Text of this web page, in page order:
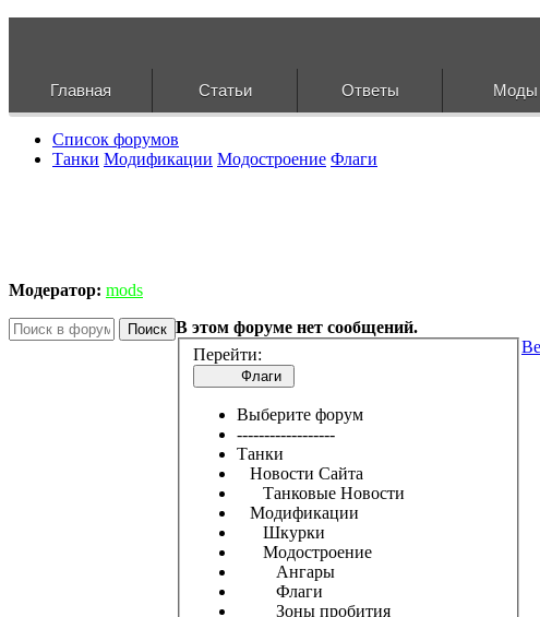
Главная Статьи Ответы Моды
Список форумов
Танки Модификации Модостроение Флаги
Модератор: mods
Поиск В этом форуме нет сообщений.
Перейти:
Флаги
Выберите форум
------------------
Танки
Новости Сайта
Танковые Новости
Модификации
Шкурки
Модостроение
Ангары
Флаги
Зоны пробития